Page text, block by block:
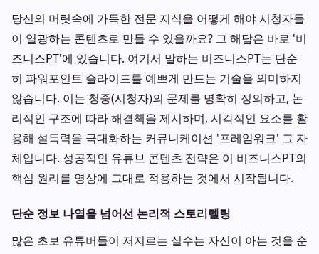
당신의 머릿속에 가득한 전문 지식을 어떻게 해야 시청자들
이 열광하는 콘텐츠로 만들 수 있을까요? 그 해답은 바로 '비
즈니스PT'에 있습니다. 여기서 말하는 비즈니스PT는 단순
히 파워포인트 슬라이드를 예쁘게 만드는 기술을 의미하지
않습니다. 이는 청중(시청자)의 문제를 명확히 정의하고, 논
리적인 구조에 따라 해결책을 제시하며, 시각적인 요소를 활
용해 설득력을 극대화하는 커뮤니케이션 '프레임워크' 그 자
체입니다. 성공적인 유튜브 콘텐츠 전략은 이 비즈니스PT의
핵심 원리를 영상에 그대로 적용하는 것에서 시작됩니다.
단순 정보 나열을 넘어선 논리적 스토리텔링
많은 초보 유튜버들이 저지르는 실수는 자신이 아는 것을 순